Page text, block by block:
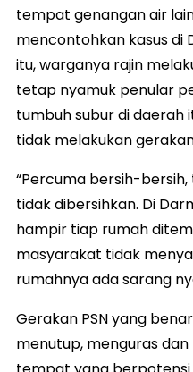
tempat genangan air
mencontohkan kasus di
itu, warganya rajin
tetap nyamuk penular
tumbuh subur di daerah
tidak melakukan gerakan
“Percuma bersih-
tidak dibersihkan. Di
hampir tiap rumah
masyarakat tidak
rumahnya ada sarang
Gerakan PSN yang
menutup, menguras